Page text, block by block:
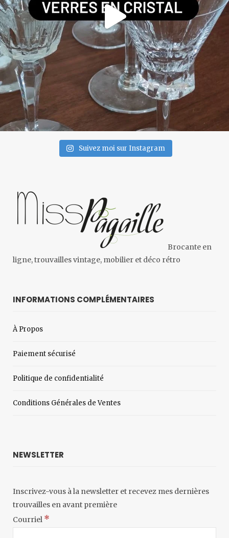
Suivez moi sur Instagram
Brocante en
ligne, trouvailles vintage, mobilier et déco rétro
INFORMATIONS COMPLÉMENTAIRES
À Propos
Paiement sécurisé
Politique de confidentialité
Conditions Générales de Ventes
NEWSLETTER
Inscrivez-vous à la newsletter et recevez mes dernières
trouvailles en avant première
Courriel *